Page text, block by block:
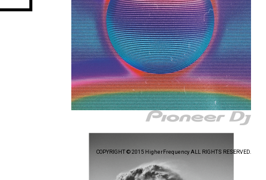
COPYRIGHT © 2015 HigherFrequency ALL RIGHTS RESERVED.